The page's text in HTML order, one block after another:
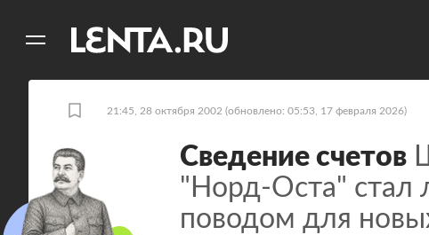
21:45, 28 октября 2002 (обновлено: 05:53, 17 февраля 2026)
Сведение счетов
"Норд-Оста" стал
поводом для